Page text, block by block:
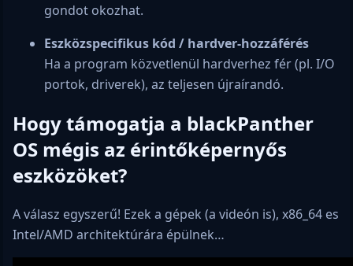
gondot okozhat.
Eszközspecifikus kód / hardver-hozzáférés
Ha a program közvetlenül hardverhez fér (pl. I/O
portok, driverek), az teljesen újraírandó.
Hogy támogatja a blackPanther
OS mégis az érintőképernyős
eszközöket?
A válasz egyszerű! Ezek a gépek (a videón is), x86_64 es
Intel/AMD architektúrára épülnek…